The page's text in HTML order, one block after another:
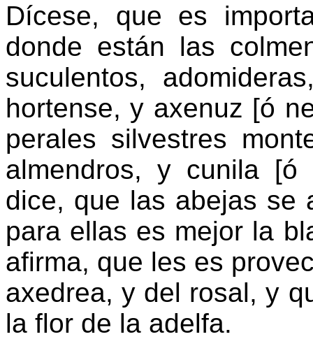
Dícese, que es
donde están las
suculentos,
hortense, y axenuz [ó
perales silvestres
almendros, y cunila [ó
dice, que las abejas se
para ellas es mejor la
afirma, que les es
axedrea, y del rosal, y
la flor de la adelfa.